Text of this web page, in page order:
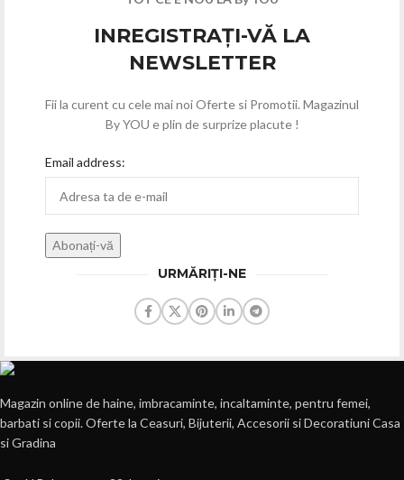
INREGISTRAȚI-VĂ LA
NEWSLETTER
Fii la curent cu cele mai noi Oferte si Promotii. Magazinul
By YOU e plin de surprize placute !
Email address:
URMĂRIȚI-NE
Magazin online de haine, imbracaminte, incaltaminte, pentru femei,
barbati si copii. Oferte la Ceasuri, Bijuterii, Accesorii si Decoratiuni Casa
si Gradina